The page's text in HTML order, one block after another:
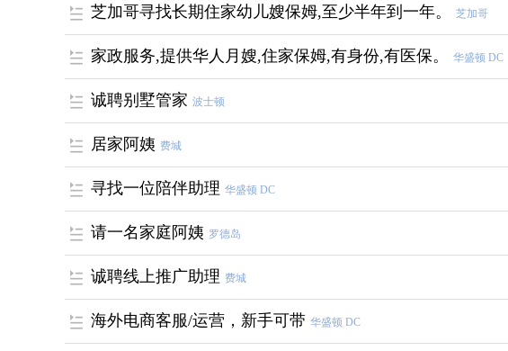
芝加哥寻找长期住家幼儿嫂保姆,至少半年到一年。 芝加哥
家政服务,提供华人月嫂,住家保姆,有身份,有医保。 华盛顿 DC
诚聘别墅管家 波士顿
居家阿姨 费城
寻找一位陪伴助理 华盛顿 DC
请一名家庭阿姨 罗德岛
诚聘线上推广助理 费城
海外电商客服/运营，新手可带 华盛顿 DC